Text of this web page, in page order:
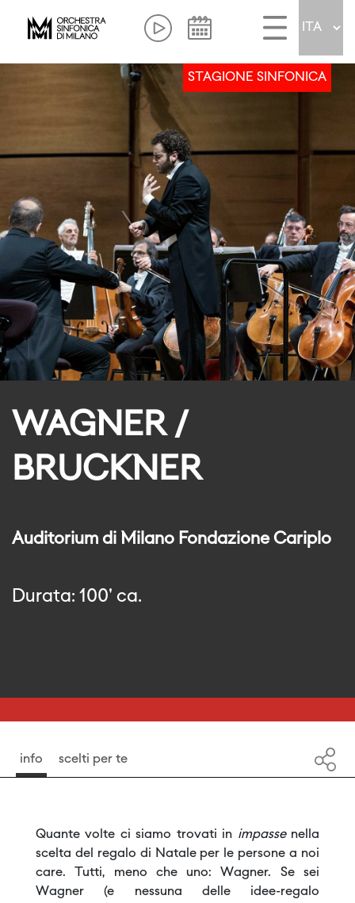
STAGIONE SINFONICA
WAGNER /
BRUCKNER
Auditorium di Milano Fondazione Cariplo
Durata: 100' ca.
info scelti per te
Quante volte ci siamo trovati in impasse nella
scelta del regalo di Natale per le persone a noi
care. Tutti, meno che uno: Wagner. Se sei
Wagner (e nessuna delle idee-regalo